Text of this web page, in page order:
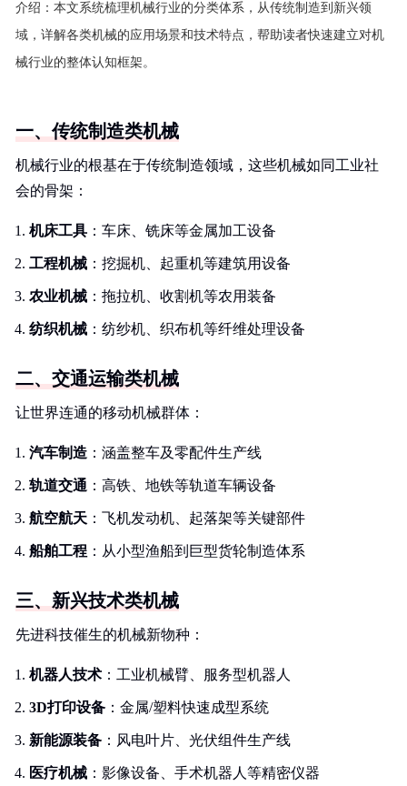
介绍： 本文系统梳理机械行业的分类体系，从传统制造到新兴领
域，详解各类机械的应用场景和技术特点，帮助读者快速建立对机
械行业的整体认知框架。
一、传统制造类机械
机械行业的根基在于传统制造领域，这些机械如同工业社
会的骨架：
机床工具 ：车床、铣床等金属加工设备
工程机械 ：挖掘机、起重机等建筑用设备
农业机械 ：拖拉机、收割机等农用装备
纺织机械 ：纺纱机、织布机等纤维处理设备
二、交通运输类机械
让世界连通的移动机械群体：
汽车制造 ：涵盖整车及零配件生产线
轨道交通 ：高铁、地铁等轨道车辆设备
航空航天 ：飞机发动机、起落架等关键部件
船舶工程 ：从小型渔船到巨型货轮制造体系
三、新兴技术类机械
先进科技催生的机械新物种：
机器人技术 ：工业机械臂、服务型机器人
3D打印设备 ：金属/塑料快速成型系统
新能源装备 ：风电叶片、光伏组件生产线
医疗机械 ：影像设备、手术机器人等精密仪器